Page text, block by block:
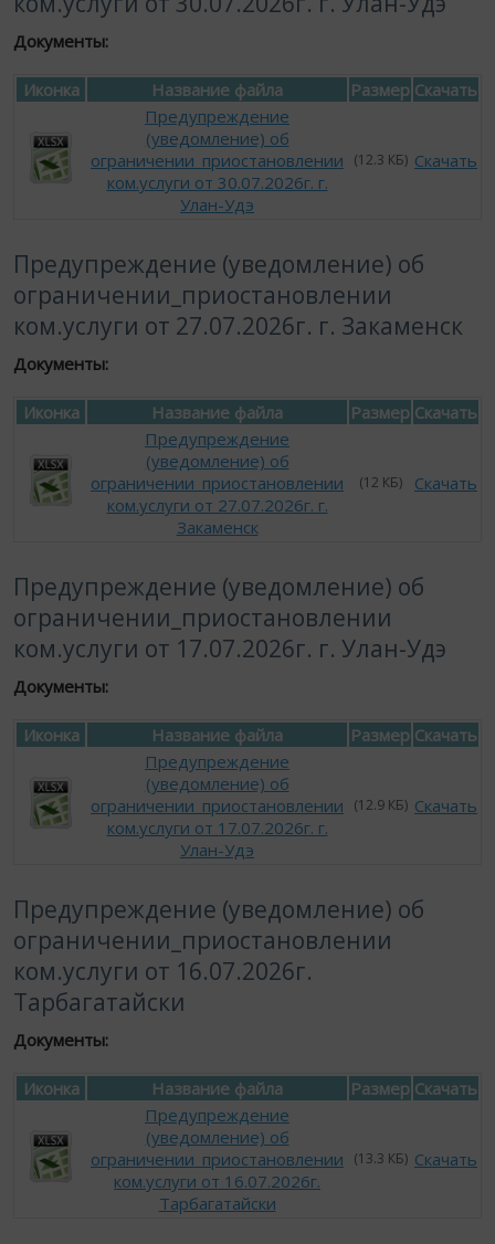
Документы:
Иконка Название файла Размер Скачать
Предупреждение
(уведомление) об
ограничении_приостановлении
ком.услуги от 30.07.2026г. г.
Улан-Удэ
(12.3 КБ) Скачать
Предупреждение (уведомление) об
ограничении_приостановлении
ком.услуги от 27.07.2026г. г. Закаменск
Документы:
Иконка Название файла Размер Скачать
Предупреждение
(уведомление) об
ограничении_приостановлении
ком.услуги от 27.07.2026г. г.
Закаменск
(12 КБ) Скачать
Предупреждение (уведомление) об
ограничении_приостановлении
ком.услуги от 17.07.2026г. г. Улан-Удэ
Документы:
Иконка Название файла Размер Скачать
Предупреждение
(уведомление) об
ограничении_приостановлении
ком.услуги от 17.07.2026г. г.
Улан-Удэ
(12.9 КБ) Скачать
Предупреждение (уведомление) об
ограничении_приостановлении
ком.услуги от 16.07.2026г.
Тарбагатайски
Документы:
Иконка Название файла Размер Скачать
Предупреждение
(уведомление) об
ограничении_приостановлении
ком.услуги от 16.07.2026г.
Тарбагатайски
(13.3 КБ) Скачать